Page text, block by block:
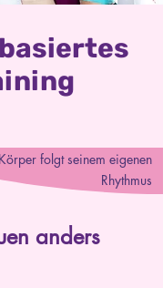
folgt seinem eigenen
Rhythmus
anders